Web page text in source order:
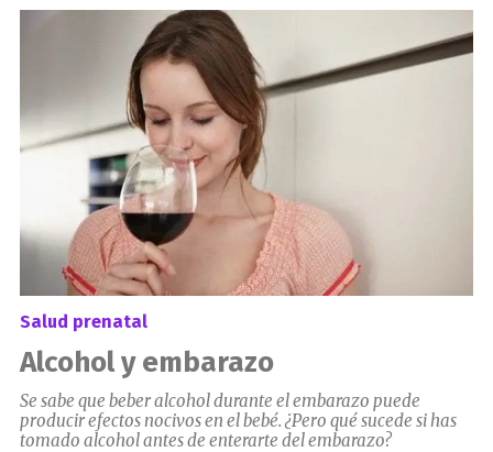
el
Salud prenatal
Alcohol y embarazo
Se sabe que beber alcohol durante el embarazo puede
producir efectos nocivos en el bebé. ¿Pero qué sucede si has
tomado alcohol antes de enterarte del embarazo?